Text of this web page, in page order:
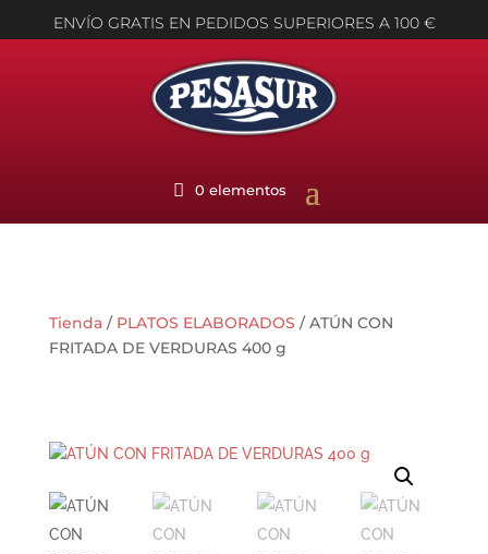
ENVÍO GRATIS EN PEDIDOS SUPERIORES A 100 €
0 elementos
Tienda/ PLATOS ELABORADOS / ATÚN CON
FRITADA DE VERDURAS 400 g